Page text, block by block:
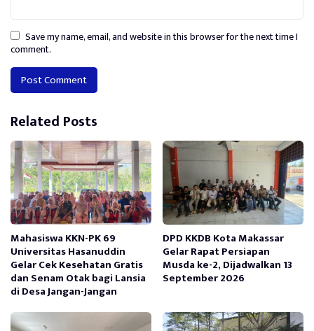
Save my name, email, and website in this browser for the next time I
comment.
Alternative:
Related Posts
Mahasiswa KKN-PK 69
Universitas Hasanuddin
Gelar Cek Kesehatan Gratis
dan Senam Otak bagi Lansia
di Desa Jangan-Jangan
DPD KKDB Kota Makassar
Gelar Rapat Persiapan
Musda ke-2, Dijadwalkan 13
September 2026